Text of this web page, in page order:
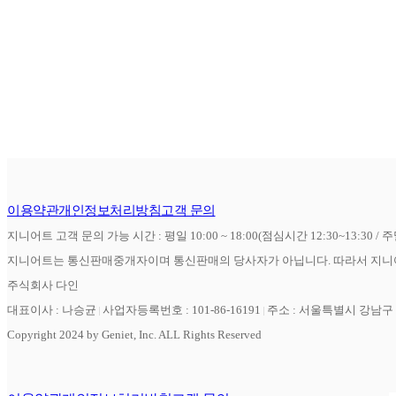
이용약관개인정보처리방침고객 문의
지니어트 고객 문의 가능 시간 : 평일 10:00 ~ 18:00(점심시간 12:30~13:30 /
지니어트는 통신판매중개자이며 통신판매의 당사자가 아닙니다. 따라서 지
주식회사 다인
대표이사 : 나승균 사업자등록번호 : 101-86-16191
주소 : 서울특별시 강남
Copyright 2024 by Geniet, Inc. ALL Rights Reserved